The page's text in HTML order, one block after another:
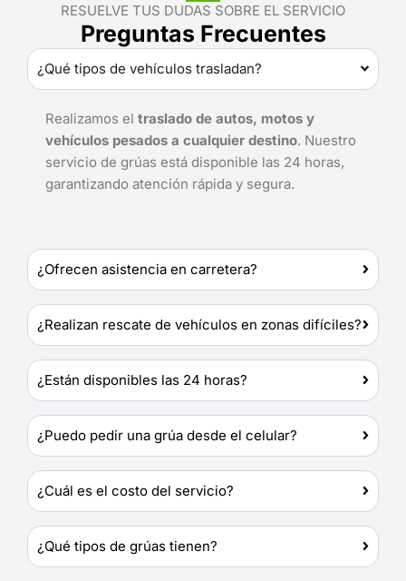
RESUELVE TUS DUDAS SOBRE EL SERVICIO
Preguntas Frecuentes
¿Qué tipos de vehículos trasladan?
Realizamos el traslado de autos, motos y
vehículos pesados a cualquier destino. Nuestro
servicio de grúas está disponible las 24 horas,
garantizando atención rápida y segura.
¿Ofrecen asistencia en carretera?
¿Realizan rescate de vehículos en zonas difíciles?
¿Están disponibles las 24 horas?
¿Puedo pedir una grúa desde el celular?
¿Cuál es el costo del servicio?
¿Qué tipos de grúas tienen?